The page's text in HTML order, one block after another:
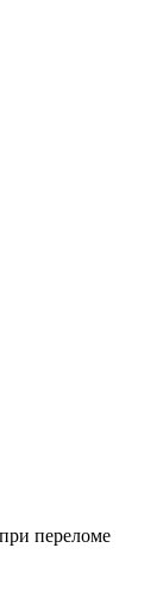
переломе